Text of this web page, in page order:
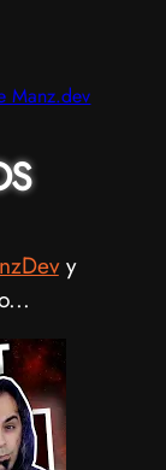
Manz.dev
y